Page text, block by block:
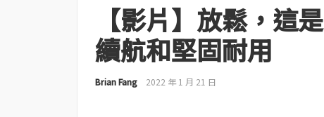
【影片】放鬆，這
續航和堅固耐用
Brian Fang 2022 年 1 月 21 日